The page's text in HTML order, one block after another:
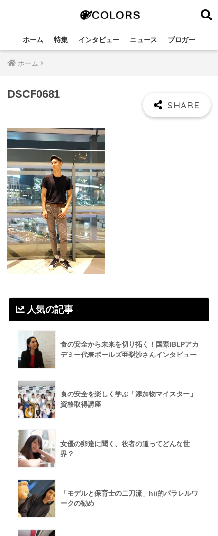
ホーム 特集 インタビュー ニュース ブロガー
ホーム
DSCF0681
人気の記事
食の安全から未来を切り拓く！国際IBLPアカ
デミー代表ポールズ亜梨沙さんインタビュー
食の安全を楽しく学ぶ「添加物マイスター」
資格取得講座
女優の卵達に聞く、役者の道ってどんな世
界？
「モデルと保育士の二刀流」hii的パラレルワ
ークの勧め